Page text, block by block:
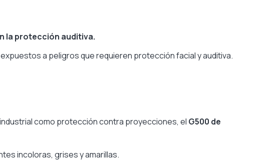
No
No
27dB
la protección auditiva.
a peligros que requieren protección facial y auditiva.
como protección contra proyecciones, el G500 de
incoloras, grises y amarillas.